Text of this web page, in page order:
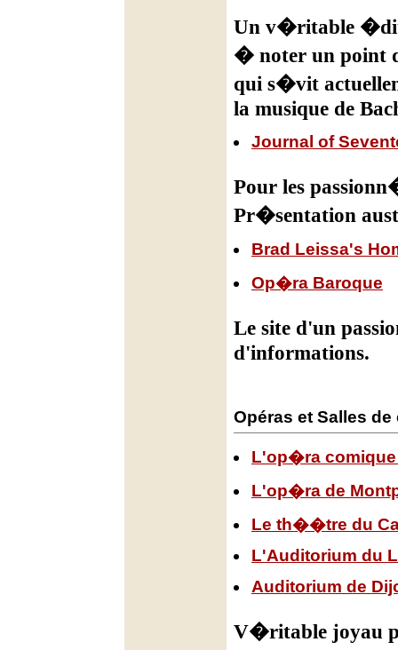
Un v�ritable
� noter un point
qui s�vit
la musique de
Journal of
Pour les
Pr�sentation
Brad Leissa's
Op�ra Baroque
Le site d'un
d'informations.
Opéras et Salles
L'op�ra comique
L'op�ra de
Le th��tre du
L'Auditorium du
Auditorium de
V�ritable joyau